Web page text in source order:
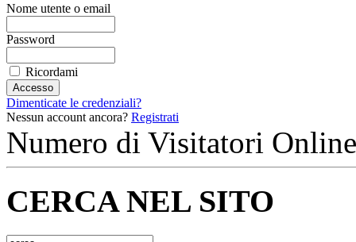
Nome utente o email
Password
Ricordami
Dimenticate le credenziali?
Nessun account ancora? Registrati
Numero di Visitatori
CERCA NEL SITO